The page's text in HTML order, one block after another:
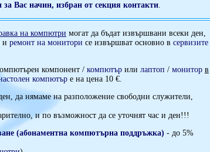
за Вас начин, избран от секция контакти.
на компютри могат да бъдат извършвани всеки ден,
и ремонт на монитори се извършват основно в сервизите
компонент / компютърили лаптоп / монитор в
компютъре на цена 10 €.
да нямаме на разположение свободни служители,
и по възможност да се уточнят час и ден!!!
(абонаментна компютърна поддръжка) - до 5%